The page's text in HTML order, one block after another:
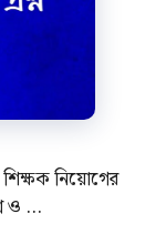
শিক্ষক নিয়োগের
ও …